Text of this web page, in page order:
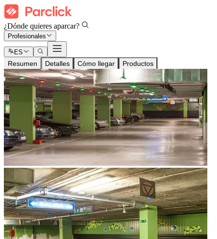
¿Dónde quieres aparcar?
Profesionales
ES
Resumen Detalles Cómo llegar Productos